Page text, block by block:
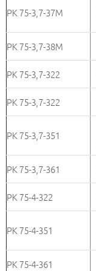
РК 75-3,7-37М
РК 75-3,7-38М
РК 75-3,7-322
РК 75-3,7-322
РК 75-3,7-351
РК 75-3,7-361
РК 75-4-322
РК 75-4-351
РК 75-4-361